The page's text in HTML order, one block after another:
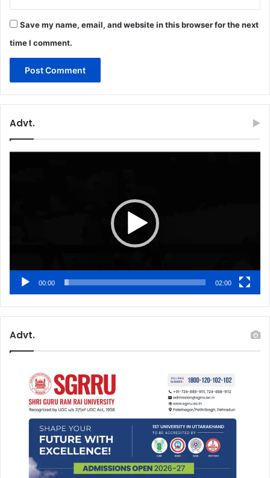
Save my name, email, and website in this browser for the next
time I comment.
Advt.
00:00 02:00
Advt.